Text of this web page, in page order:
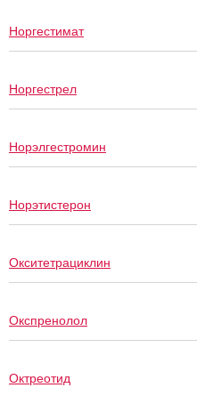
Норгестимат
Норгестрел
Норэлгестромин
Норэтистерон
Окситетрациклин
Окспренолол
Октреотид